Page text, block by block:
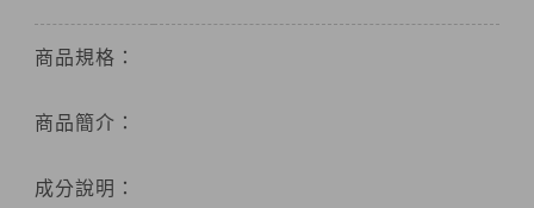
商品規格：
商品簡介：
成分說明：